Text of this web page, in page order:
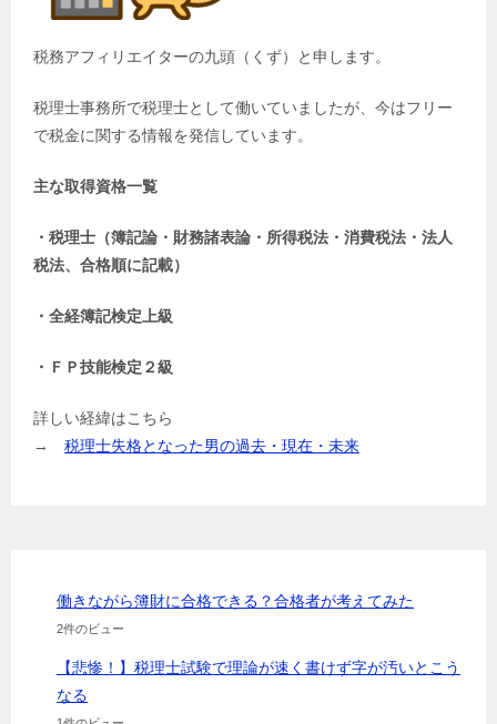
税務アフィリエイターの九頭（くず）と申します。
税理士事務所で税理士として働いていましたが、今はフリー
で税金に関する情報を発信しています。
主な取得資格一覧
・税理士（簿記論・財務諸表論・所得税法・消費税法・法人
税法、合格順に記載）
・全経簿記検定上級
・ＦＰ技能検定２級
詳しい経緯はこちら
→ 税理士失格となった男の過去・現在・未来
働きながら簿財に合格できる？合格者が考えてみた
2件のビュー
【悲惨！】税理士試験で理論が速く書けず字が汚いとこう
なる